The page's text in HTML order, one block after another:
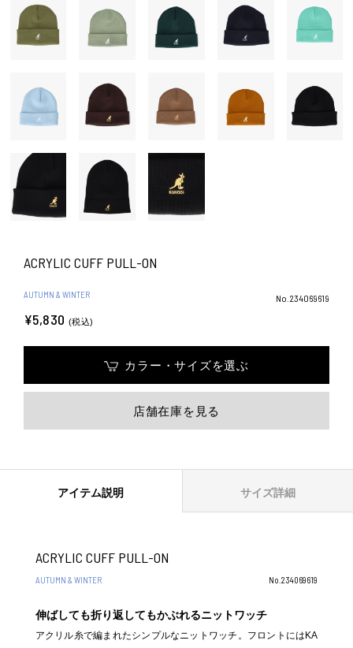
ACRYLIC CUFF PULL-ON
AUTUMN & WINTER No.234069619
¥5,830 (税込)
カラー・サイズを選ぶ
店舗在庫を見る
アイテム説明 サイズ詳細
ACRYLIC CUFF PULL-ON
AUTUMN & WINTER No.234069619
伸ばしても折り返してもかぶれるニットワッチ
アクリル糸で編まれたシンプルなニットワッチ。フロントにはKA